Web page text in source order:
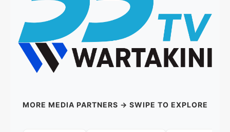
MORE MEDIA PARTNERS → SWIPE TO EXPLORE